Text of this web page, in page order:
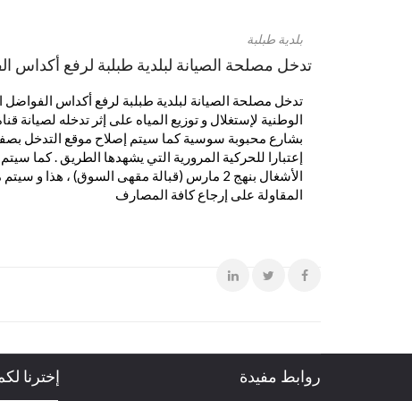
بلدية طبلبة
تدخل مصلحة الصيانة لبلدية طبلبة لرفع أكداس
تدخل مصلحة الصيانة لبلدية طبلبة لرفع أكداس الفواضل
الوطنية لإستغلال و توزيع المياه على إثر تدخله لصيانة
بشارع محبوبة سوسية كما سيتم إصلاح موقع التدخل
إعتبارا للحركية المرورية التي يشهدها الطريق . كما
الأشغال بنهج 2 مارس (قبالة مقهى السوق) ، هذا و
المقاولة على إرجاع كافة المصارف
روابط مفيدة إخترنا